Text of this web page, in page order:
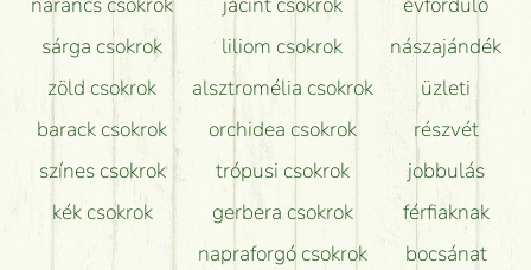
sárga csokrok
zöld csokrok
barack csokrok
színes csokrok
kék csokrok
liliom csokrok
alsztromélia csokrok
orchidea csokrok
trópusi csokrok
gerbera csokrok
napraforgó csokrok
nászajándék
üzleti
részvét
jobbulás
férfiaknak
bocsánat